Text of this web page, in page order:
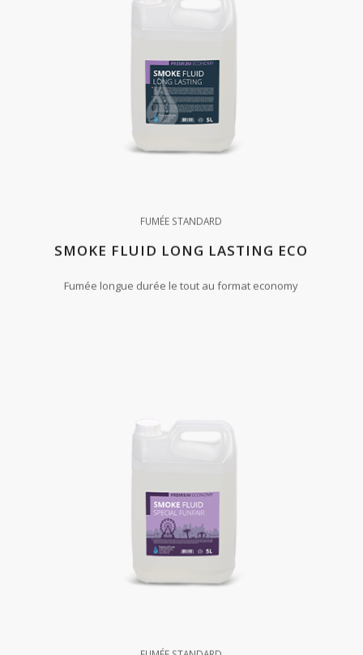
FUMÉE STANDARD
SMOKE FLUID LONG LASTING ECO
Fumée longue durée le tout au format economy